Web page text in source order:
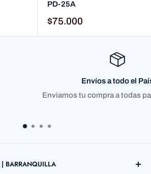
PD-25A
$75.000
Envíos a todo el País
tu compra a todas partes del país
| BARRANQUILLA